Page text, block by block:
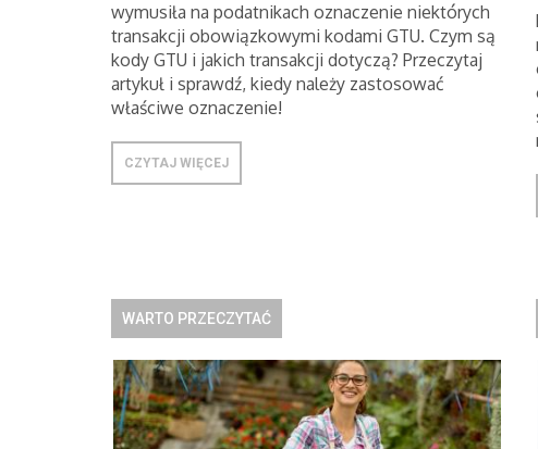
wymusiła na podatnikach oznaczenie niektórych
transakcji obowiązkowymi kodami GTU. Czym są
kody GTU i jakich transakcji dotyczą? Przeczytaj
artykuł i sprawdź, kiedy należy zastosować
właściwe oznaczenie!
CZYTAJ WIĘCEJ
WARTO PRZECZYTAĆ